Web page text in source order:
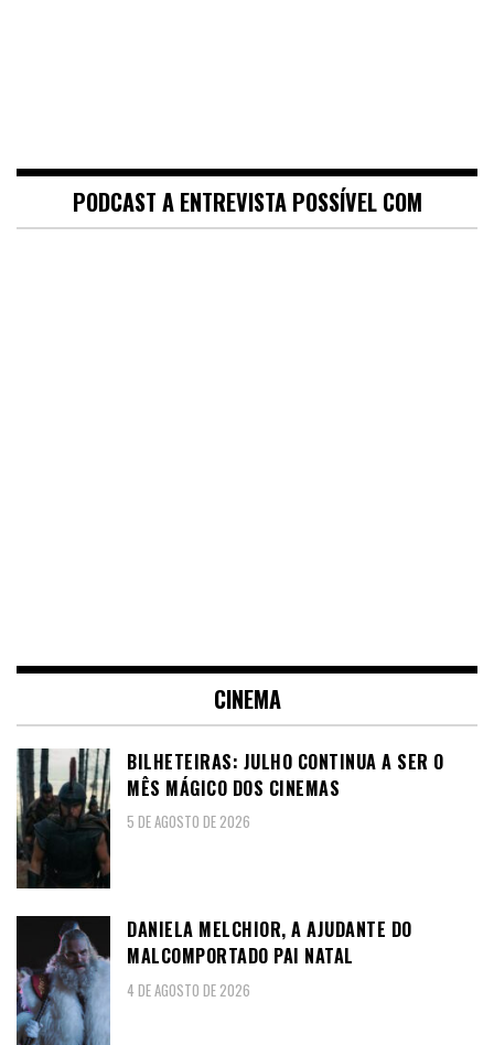
PODCAST A ENTREVISTA POSSÍVEL COM
CINEMA
BILHETEIRAS: JULHO CONTINUA A SER O
MÊS MÁGICO DOS CINEMAS
5 DE AGOSTO DE 2026
DANIELA MELCHIOR, A AJUDANTE DO
MALCOMPORTADO PAI NATAL
4 DE AGOSTO DE 2026